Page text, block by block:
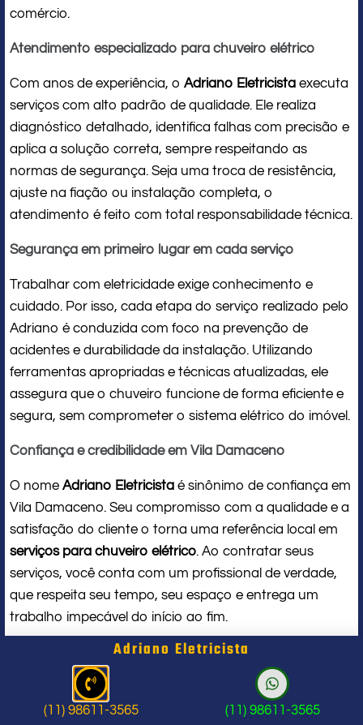
comércio.
Atendimento especializado para chuveiro elétrico
Com anos de experiência, o Adriano Eletricista executa
serviços com alto padrão de qualidade. Ele realiza
diagnóstico detalhado, identifica falhas com precisão e
aplica a solução correta, sempre respeitando as
normas de segurança. Seja uma troca de resistência,
ajuste na fiação ou instalação completa, o
atendimento é feito com total responsabilidade técnica.
Segurança em primeiro lugar em cada serviço
Trabalhar com eletricidade exige conhecimento e
cuidado. Por isso, cada etapa do serviço realizado pelo
Adriano é conduzida com foco na prevenção de
acidentes e durabilidade da instalação. Utilizando
ferramentas apropriadas e técnicas atualizadas, ele
assegura que o chuveiro funcione de forma eficiente e
segura, sem comprometer o sistema elétrico do imóvel.
Confiança e credibilidade em Vila Damaceno
O nome Adriano Eletricista é sinônimo de confiança em
Vila Damaceno. Seu compromisso com a qualidade e a
satisfação do cliente o torna uma referência local em
serviços para chuveiro elétrico. Ao contratar seus
serviços, você conta com um profissional de verdade,
que respeita seu tempo, seu espaço e entrega um
trabalho impecável do início ao fim.
Problema com chuveiro: sinais que
indicam a hora de chamar um
profissional
Adriano Eletricista
(11) 98611-3565 (11) 98611-3565